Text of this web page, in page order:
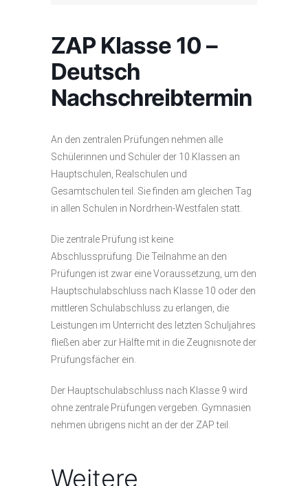
ZAP Klasse 10 –
Deutsch
Nachschreibtermin
An den zentralen Prüfungen nehmen alle
Schülerinnen und Schüler der 10.Klassen an
Hauptschulen, Realschulen und
Gesamtschulen teil. Sie finden am gleichen Tag
in allen Schulen in Nordrhein-Westfalen statt.
Die zentrale Prüfung ist keine
Abschlussprüfung. Die Teilnahme an den
Prüfungen ist zwar eine Voraussetzung, um den
Hauptschulabschluss nach Klasse 10 oder den
mittleren Schulabschluss zu erlangen, die
Leistungen im Unterricht des letzten Schuljahres
fließen aber zur Hälfte mit in die Zeugnisnote der
Prüfungsfächer ein.
Der Hauptschulabschluss nach Klasse 9 wird
ohne zentrale Prüfungen vergeben. Gymnasien
nehmen übrigens nicht an der der ZAP teil.
Weitere